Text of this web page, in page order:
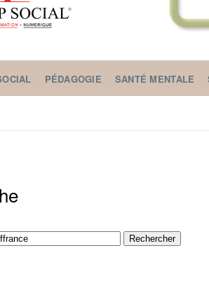
PÉDAGOGIE SANTÉ MENTALE